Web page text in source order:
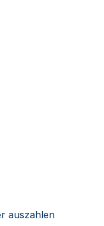
auszahlen